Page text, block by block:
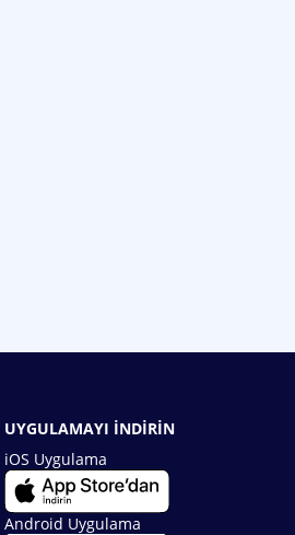
UYGULAMAYI İNDİRİN
iOS Uygulama
Android Uygulama